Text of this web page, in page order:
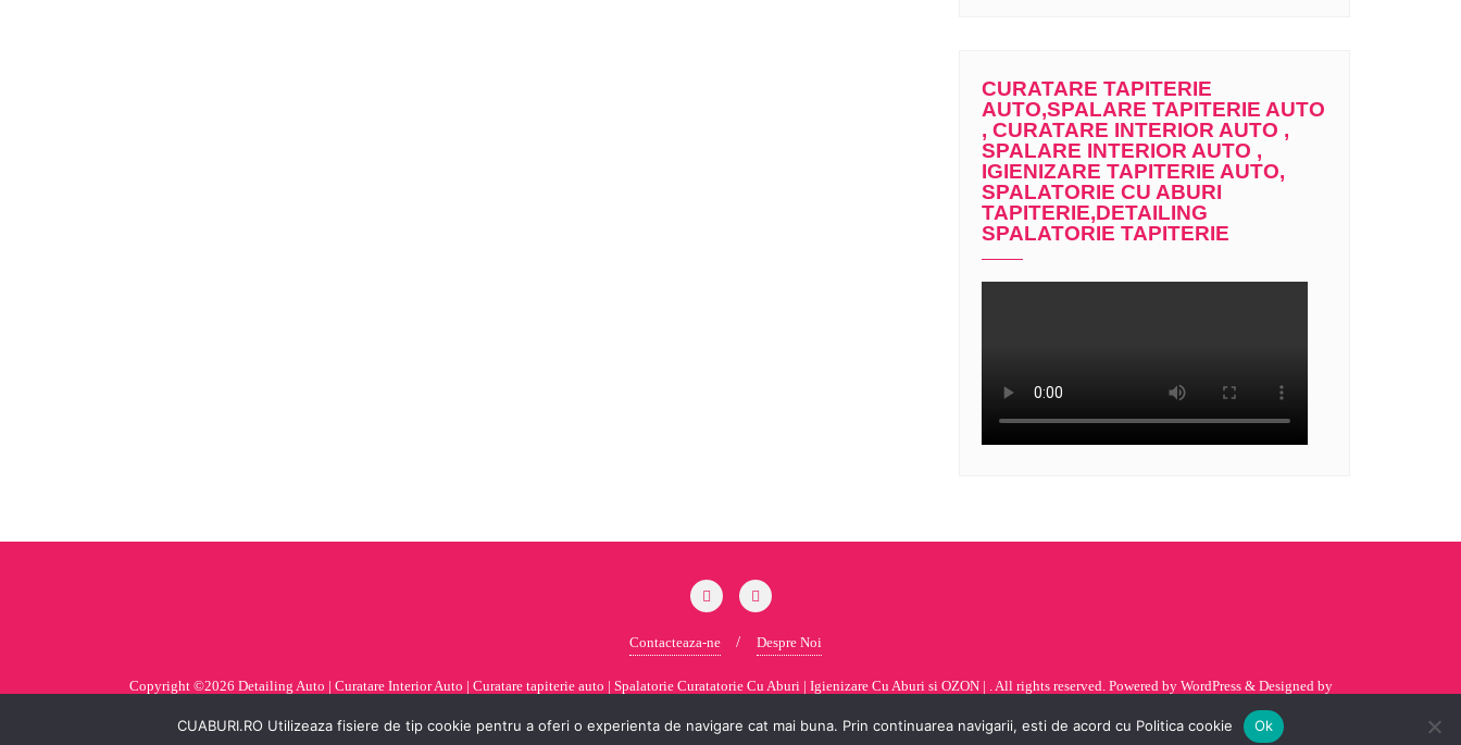
CURATARE TAPITERIE
AUTO,SPALARE TAPITERIE AUTO
, CURATARE INTERIOR AUTO ,
SPALARE INTERIOR AUTO ,
IGIENIZARE TAPITERIE AUTO,
SPALATORIE CU ABURI
TAPITERIE,DETAILING
SPALATORIE TAPITERIE
Contacteaza-ne Despre Noi
Copyright ©2026 Detailing Auto | Curatare Interior Auto | Curatare tapiterie auto | Spalatorie Curatatorie Cu Aburi | Igienizare Cu Aburi si OZON | . All rights reserved. Powered by WordPress & Designed by
CUABURI.RO Utilizeaza fisiere de tip cookie pentru a oferi o experienta de navigare cat mai buna. Prin continuarea navigarii, esti de acord cu Politica cookie Ok